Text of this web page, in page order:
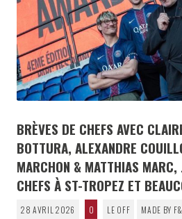
BRÈVES DE CHEFS AVEC
BOTTURA, ALEXANDRE
MARCHON & MATTHIAS MARC,
CHEFS À ST-TROPEZ ET
28 AVRIL 2026 0 LE OFF MADE BY